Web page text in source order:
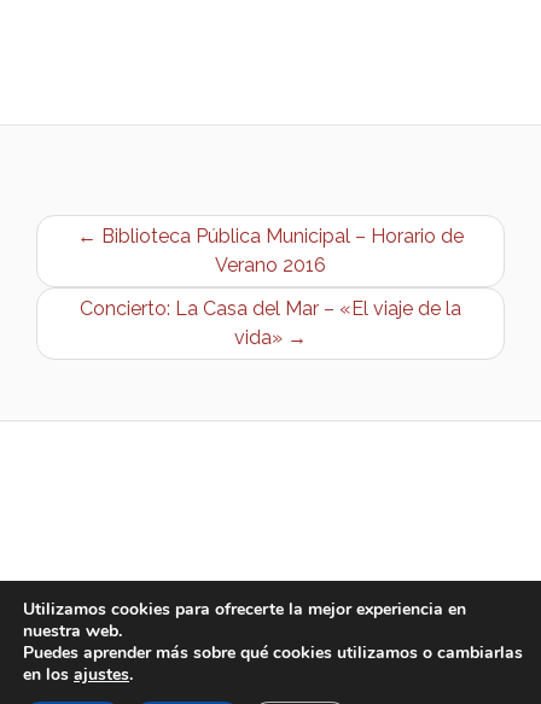
← Biblioteca Pública Municipal – Horario de
Verano 2016
Concierto: La Casa del Mar – «El viaje de la
vida» →
Utilizamos cookies para ofrecerte la mejor experiencia en
nuestra web.
Puedes aprender más sobre qué cookies utilizamos o cambiarlas
en los ajustes.